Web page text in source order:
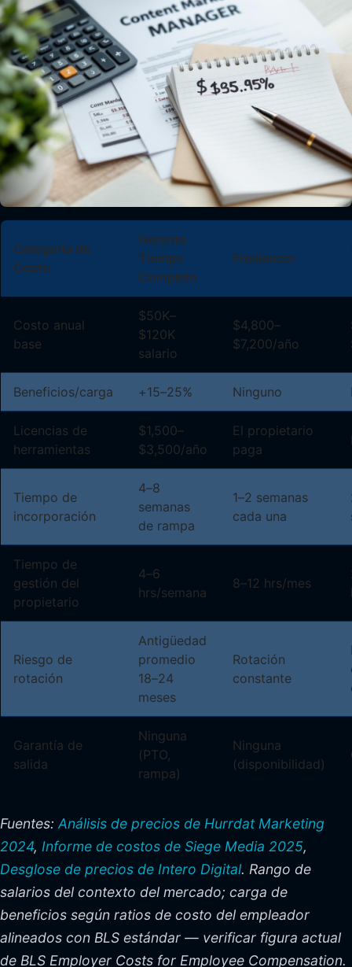
Categoría de
Costo
Gerente
Tiempo
Completo
Freelancer
Costo anual
base
$50K–
$120K
salario
$4,800–
$7,200/año
Beneficios/carga +15–25% Ninguno
Licencias de
herramientas
$1,500–
$3,500/año
El propietario
paga
Tiempo de
incorporación
4–8
semanas
de rampa
1–2 semanas
cada una
Tiempo de
gestión del
propietario
4–6
hrs/semana
8–12 hrs/mes
Riesgo de
rotación
Antigüedad
promedio
18–24
meses
Rotación
constante
Garantía de
salida
Ninguna
(PTO,
rampa)
Ninguna
(disponibilidad)
Fuentes: Análisis de precios de Hurrdat Marketing
2024, Informe de costos de Siege Media 2025,
Desglose de precios de Intero Digital. Rango de
salarios del contexto del mercado; carga de
beneficios según ratios de costo del empleador
alineados con BLS estándar — verificar figura actual
de BLS Employer Costs for Employee Compensation.